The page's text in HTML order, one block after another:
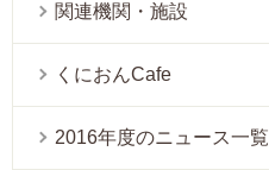
関連機関・施設
くにおんCafe
2016年度のニュース一覧